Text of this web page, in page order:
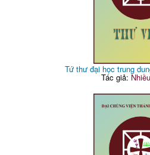
Tứ thư đại học trung
Tác giả: